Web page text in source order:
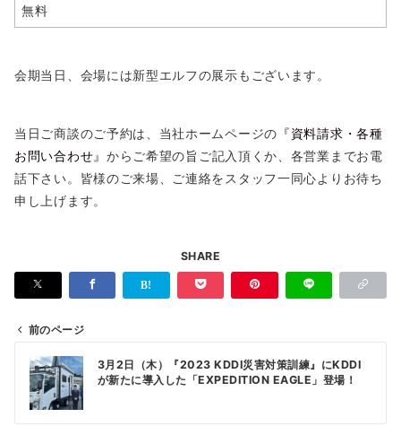
無料
会期当日、会場には新型エルフの展示もございます。
当日ご商談のご予約は、当社ホームページの 『資料請求・各種
お問い合わせ』 からご希望の旨ご記入頂くか、各営業までお電
話下さい。皆様のご来場、ご連絡をスタッフ一同心よりお待ち
申し上げます。
SHARE
投
稿
ナ
前のページ
3月2日（木）『2023 KDDI災害対策訓練』にKDDI
が新たに導入した「EXPEDITION EAGLE」登場！